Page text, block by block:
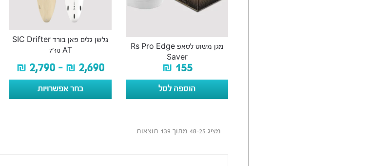
מגן משוט לסאפ Rs Pro Edge
Saver
₪ 155
הוספה לסל
גלשן גלים פאן בורד SIC Drifter
7’10 AT
₪ 2,690
–
₪ 2,790
בחר אפשרויות
מציג 25–48 מתוך 139 תוצאות